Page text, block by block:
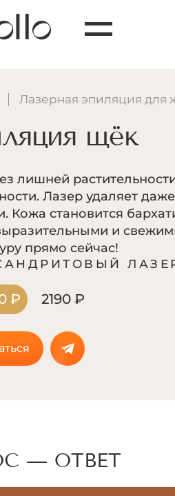
Лазерная эпиляция для
щёк
лишней
Лазер удаляет
Кожа становится
и
прямо сейчас!
₽ 2190 ₽
— ОТВЕТ